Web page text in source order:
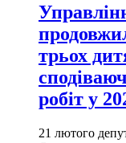
трьох
робіт у
21 лютого